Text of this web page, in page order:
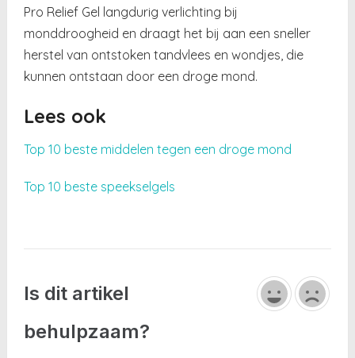
Pro Relief Gel langdurig verlichting bij
monddroogheid en draagt het bij aan een sneller
herstel van ontstoken tandvlees en wondjes, die
kunnen ontstaan door een droge mond.
Lees ook
Top 10 beste middelen tegen een droge mond
Top 10 beste speekselgels
Is dit artikel
behulpzaam?